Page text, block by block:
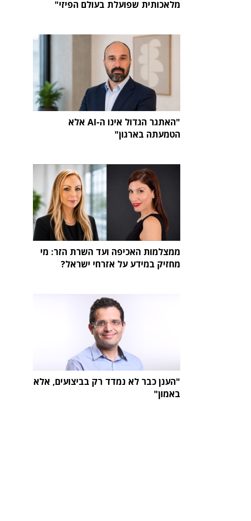
מלאכותית שפועלת בעולם הפיזי"
"האתגר הגדול אינו ה-AI אלא
הטמעתה בארגון"
ממצלמות האכיפה ועד השרת הזר: מי
מחזיק במידע על אזרחי ישראל?
"הענן כבר לא נמדד רק בביצועים, אלא
באמון"